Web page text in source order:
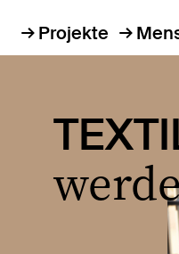
Projekte